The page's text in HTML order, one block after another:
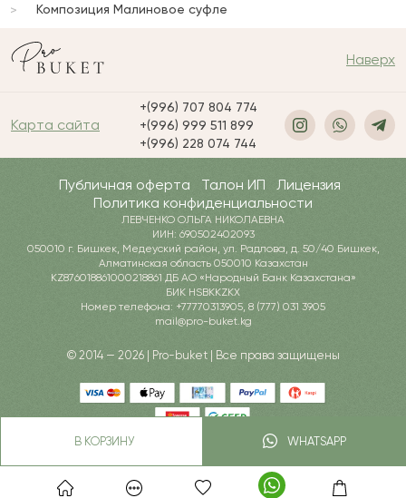
В КОРЗИНУ WHATSAPP
Композиция Малиновое суфле
Наверх
Карта сайта
+(996) 707 804 774
+(996) 999 511 899
+(996) 228 074 744
Публичная оферта Талон ИП
Лицензия
Политика конфиденциальности
ЛЕВЧЕНКО ОЛЬГА НИКОЛАЕВНА
ИИН: 690502402093
050010 г. Бишкек, Медеуский район, ул. Радлова, д. 50/40 Бишкек,
Алматинская область 050010 Казахстан
KZ876018861000218861 ДБ АО «Народный Банк Казахстана»
БИК HSBKKZKX
Номер телефона: +77770313905, 8 (777) 031 3905
mail@pro-buket.kg
© 2014 — 2026 | Pro-buket | Все права защищены